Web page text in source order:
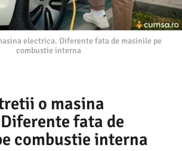
electrica. Diferente fata de masinile pe
combustie interna
o masina
fata de
combustie interna